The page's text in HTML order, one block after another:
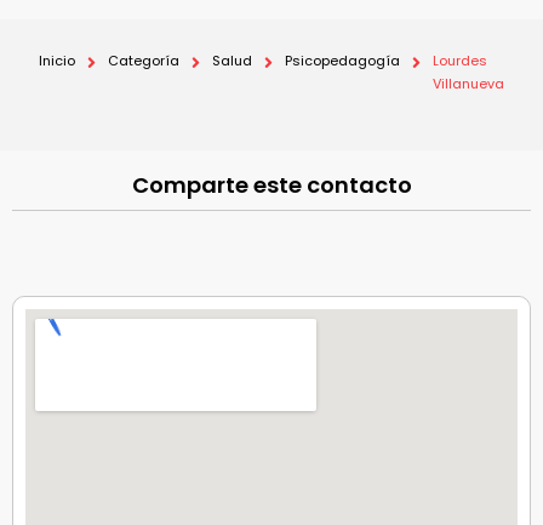
Inicio Categoría Salud Psicopedagogía
Lourdes
Villanueva
Comparte este contacto